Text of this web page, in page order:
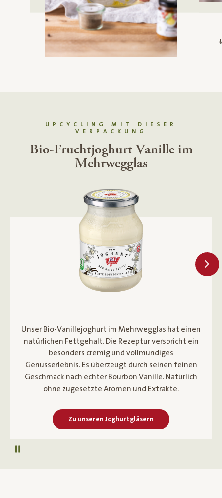
Autoplay pausieren
UPCYCLING MIT DIESER
VERPACKUNG
Bio-Fruchtjoghurt Vanille im
Mehrwegglas
Unser Bio-Vanillejoghurt im Mehrwegglas hat einen
natürlichen Fettgehalt. Die Rezeptur verspricht ein
besonders cremig und vollmundiges
Genusserlebnis. Es überzeugt durch seinen feinen
Geschmack nach echter Bourbon Vanille. Natürlich
ohne zugesetzte Aromen und Extrakte.
Zu unseren Joghurtgläsern